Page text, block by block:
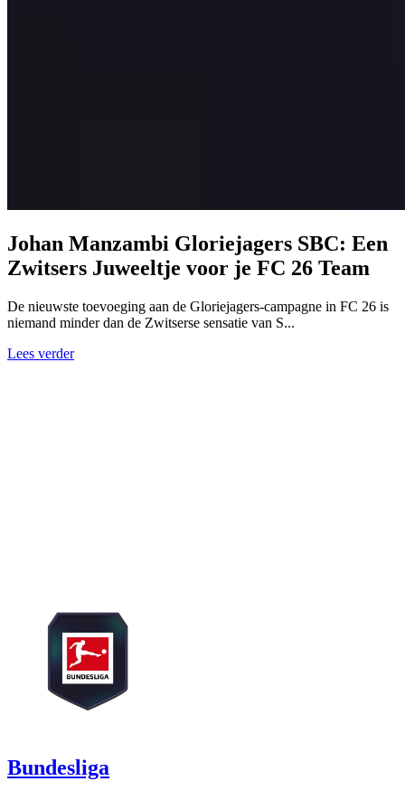
Johan Manzambi Gloriejagers SBC: Een
Zwitsers Juweeltje voor je FC 26 Team
De nieuwste toevoeging aan de Gloriejagers-campagne in FC 26 is
niemand minder dan de Zwitserse sensatie van S...
Lees verder
Bundesliga